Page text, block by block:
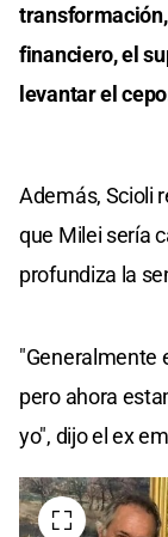
financiero, el
levantar el
Además, Scioli
que Milei sería
profundiza la
"Generalmente
pero ahora
yo", dijo el ex